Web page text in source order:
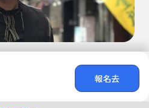
報名去